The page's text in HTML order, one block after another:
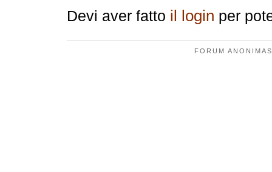
Devi aver fatto il login per
FORUM